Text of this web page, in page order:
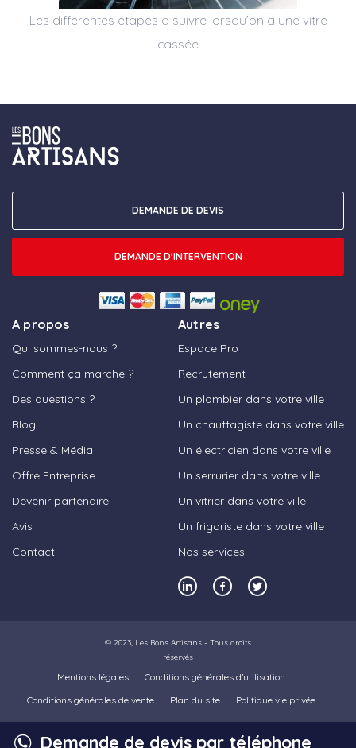
Les différentes étapes à suivre lorsqu’on a une vitre
cassée
A propos
Qui sommes-nous ?
Comment ça marche ?
Des questions ?
Blog
Presse & Média
Offre Entreprise
Devenir partenaire
Avis
Contact
Autres
Espace Pro
Recrutement
Un plombier dans votre ville
Un chauffagiste dans votre ville
Un électricien dans votre ville
Un serrurier dans votre ville
Un vitrier dans votre ville
Un frigoriste dans votre ville
Nos services
DEMANDE DE DEVIS
DEMANDE D'INTERVENTION
© 2023, Les Bons Artisans - Tous droits
réservés
Mentions légales
Conditions générales d’utilisation
Conditions générales de vente
Plan du site Politique vie privée
Demande de devis par téléphone